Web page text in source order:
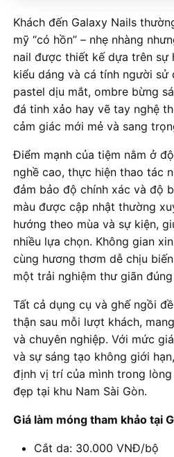
Khách đến Galaxy Nails
mỹ “có hồn” – nhẹ nhàng
nail được thiết kế dựa trên sự
kiểu dáng và cá tính người sử
pastel dịu mắt, ombre bừng
đá tinh xảo hay vẽ tay nghệ
cảm giác mới mẻ và sang
Điểm mạnh của tiệm nằm ở
nghề cao, thực hiện thao tác
đảm bảo độ chính xác và độ
màu được cập nhật thường
hướng theo mùa và sự kiện,
nhiều lựa chọn. Không gian
cùng hương thơm dễ chịu
một trải nghiệm thư giãn đúng
Tất cả dụng cụ và ghế ngồi
thận sau mỗi lượt khách,
và chuyên nghiệp. Với mức
và sự sáng tạo không giới
định vị trí của mình trong
đẹp tại khu Nam Sài Gòn.
Giá làm móng tham khảo tại
Cắt da: 30.000 VNĐ/bộ